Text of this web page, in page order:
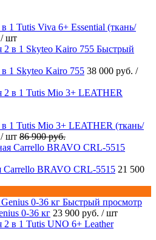
1 Tutis Viva 6+ Essential (ткань/
/ шт
Быстрый
1 Skyteo Kairo 755 38 000 руб. /
в 1 Tutis Mio 3+ LEATHER (ткань/
/ шт 86 900 руб.
Carrello BRAVO CRL-5515 21 500
Быстрый просмотр
0-36 кг 23 900 руб. / шт